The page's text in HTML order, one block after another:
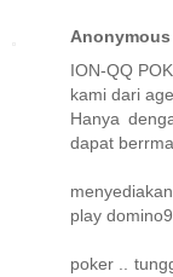
Anonymous
ION-QQ
kami dari
Hanya
dapat
play
poker ..